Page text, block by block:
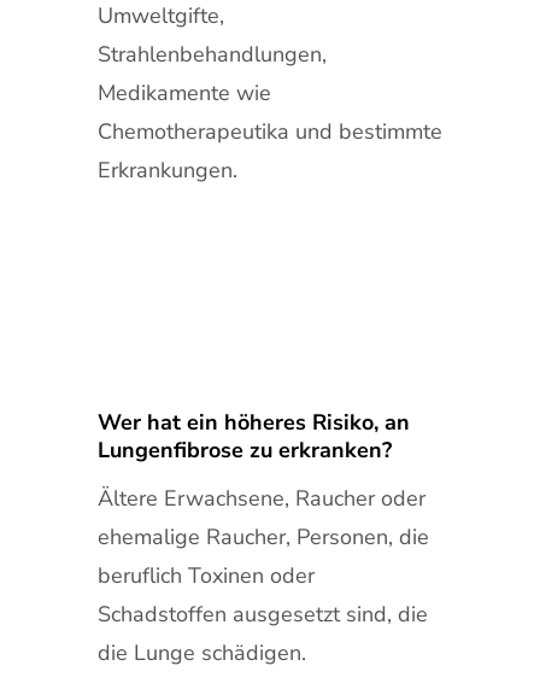
Umweltgifte,
Strahlenbehandlungen,
Medikamente wie
Chemotherapeutika und bestimmte
Erkrankungen.
Wer hat ein höheres Risiko, an
Lungenfibrose zu erkranken?
Ältere Erwachsene, Raucher oder
ehemalige Raucher, Personen, die
beruflich Toxinen oder
Schadstoffen ausgesetzt sind, die
die Lunge schädigen.